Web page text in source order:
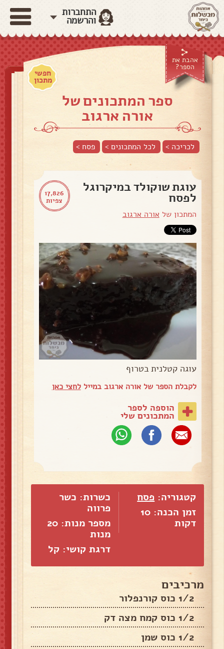
התחברות
והרשמה
אהבת את
הספר?
חפשי
מתכון
ספר המתכונים של
אורה ארגוב
לכריכה > לכל המתכונים > פסח >
17,826
צפיות
עוגת שוקולד במיקרוגל
לפסח
המתכון של אורה ארגוב
עוגה קטלנית בטרוף
לקבלת הספר של אורה ארגוב במייללחצי כאן
הוספה לספר
המתכונים שלי
קטגוריה: פסח
זמן הכנה: 10
דקות
כשרות: כשר
פרווה
מספר מנות: 20
מנות
דרגת קושי: קל
מרכיבים
1/2 כוס קורנפלור
1/2 כוס קמח מצה דק
1/2 כוס שמן